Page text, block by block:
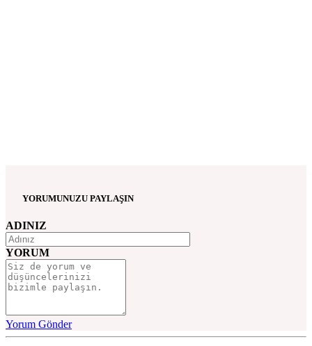
YORUMUNUZU PAYLAŞIN
ADINIZ
YORUM
Yorum Gönder